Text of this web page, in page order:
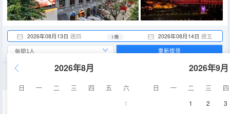
2026年08月13日 週四 2026年08月14日 週五
1 晚
2026年8月
日 一 二 三 四 五
六
1
2026年9月
日 一 二 三
四
1
2 3
重新搜尋
空調